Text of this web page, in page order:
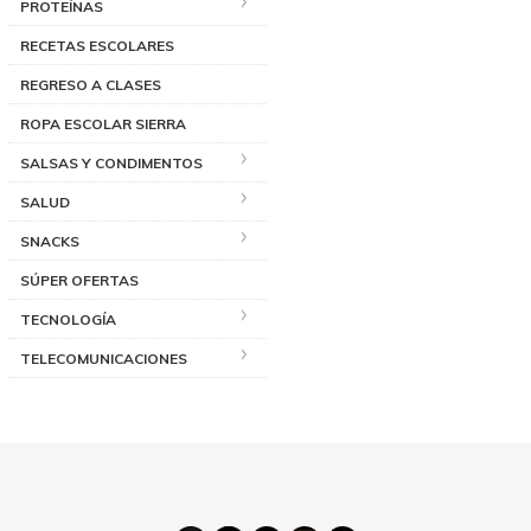
PROTEÍNAS
RECETAS ESCOLARES
REGRESO A CLASES
ROPA ESCOLAR SIERRA
SALSAS Y CONDIMENTOS
SALUD
SNACKS
SÚPER OFERTAS
TECNOLOGÍA
TELECOMUNICACIONES